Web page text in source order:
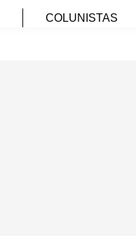
COLUNISTAS